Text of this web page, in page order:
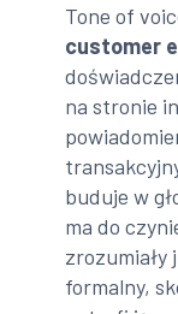
Tone of
customer
na stronie
buduje w
ma do
formalny,